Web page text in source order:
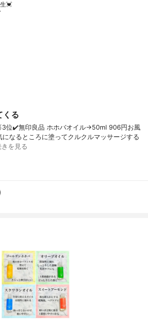
💓
くる
位✔️無印良品 ホホバオイル→50ml 906円お風
なるところに塗ってクルクルマッサージする
きを見る